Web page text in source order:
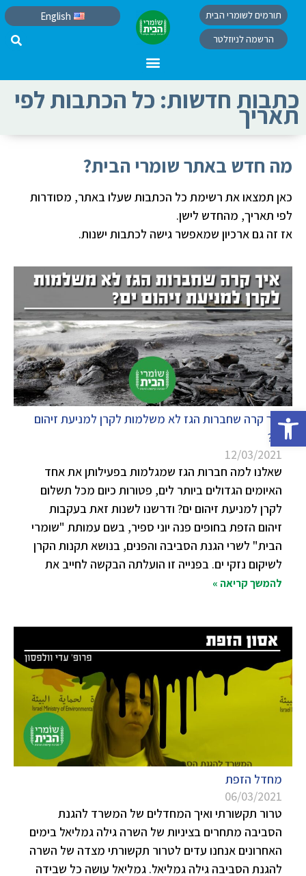
פתח סרגל נגישות
תורמים לשומרי הבית
הרשמה לניוזלטר
English
כתבות חדשות: כל הכתבות לפי
תאריך
מה חדש באתר שומרי הבית?
כאן תמצאו את רשימת כל הכתבות שעלו באתר, מסודרות
לפי תאריך, מהחדש לישן.
אז זה גם ארכיון שמאפשר גישה לכתבות ישנות.
איך קרה שחברות הגז לא משלמות לקרן למניעת זיהום
ים?
12/03/2021
שאלנו למה חברות הגז שמגלמות בפעילותן את אחד
האיומים הגדולים ביותר לים, פטורות כיום מכל תשלום
לקרן למניעת זיהום ים? ודרשנו לשנות זאת בעקבות
זיהום הזפת בחופים פנה יוני ספיר, בשם עמותת "שומרי
הבית" לשרי הגנת הסביבה והפנים, בנושא תקנות הקרן
לשיקום נזקי ים. בפנייה זו הועלתה הבקשה לחייב את
להמשך קריאה »
מחדל הזפת
06/03/2021
טרור תקשורתי ואיך המחדלים של המשרד להגנת
הסביבה מתחרים בציניות של השרה גילה גמליאל בימים
האחרונים אנחנו עדים לטרור תקשורתי מצדה של השרה
להגנת הסביבה גילה גמליאל. גמליאל עושה כל שבידה